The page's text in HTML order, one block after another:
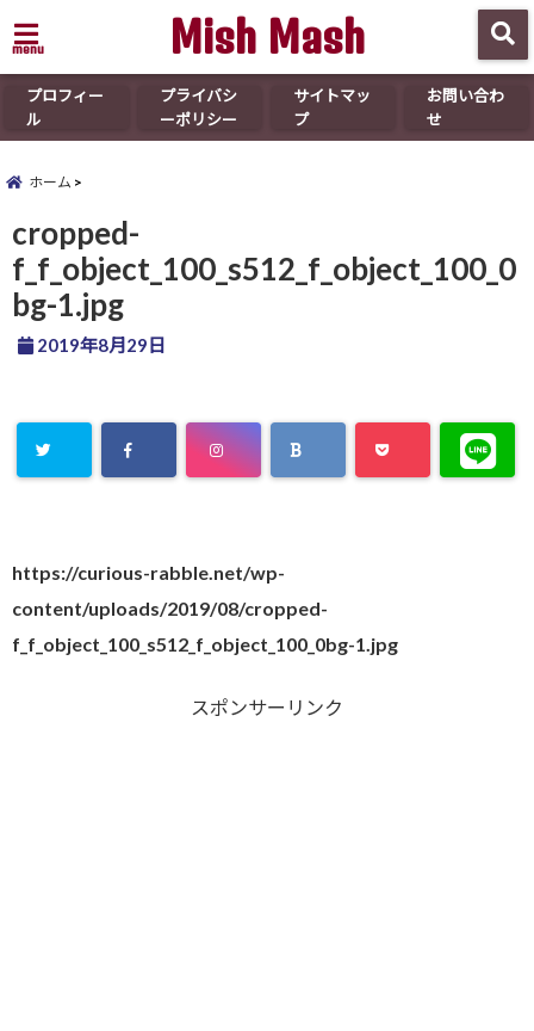
menu Mish Mash
プロフィー
ル
プライバシ
ーポリシー
サイトマッ
プ
お問い合わ
せ
ホーム
cropped-
f_f_object_100_s512_f_object_100_0
bg-1.jpg
2019年8月29日
https://curious-rabble.net/wp-
content/uploads/2019/08/cropped-
f_f_object_100_s512_f_object_100_0bg-1.jpg
スポンサーリンク